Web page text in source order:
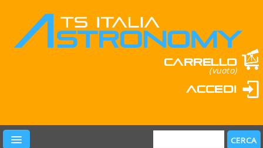
Carrello
(vuoto)
Accedi